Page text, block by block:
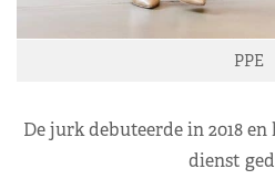
PPE
De jurk debuteerde in 2018
dienst